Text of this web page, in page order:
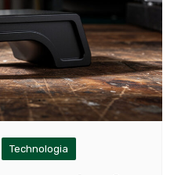
Technologia